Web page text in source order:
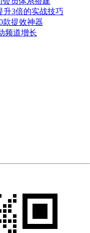
升3倍的实战技巧
款提效神器
频道增长